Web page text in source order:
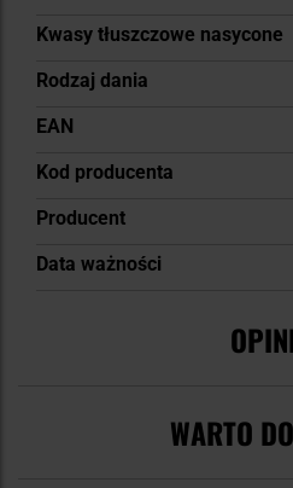
Kwasy tłuszczowe nasycone
Rodzaj dania
EAN
Kod producenta
Producent
Data ważności
WARTO